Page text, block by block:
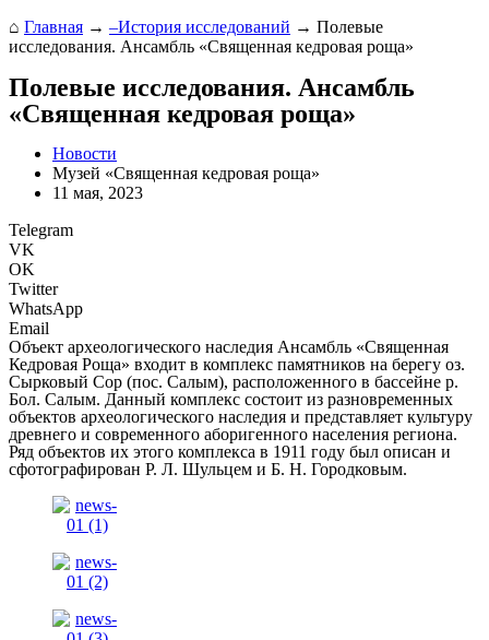
⌂ Главная → –История исследований → Полевые
исследования. Ансамбль «Священная кедровая роща»
Полевые исследования. Ансамбль
«Священная кедровая роща»
Новости
Музей «Священная кедровая роща»
11 мая, 2023
Telegram
VK
OK
Twitter
WhatsApp
Email
Объект археологического наследия Ансамбль «Священная
Кедровая Роща» входит в комплекс памятников на берегу оз.
Сырковый Сор (пос. Салым), расположенного в бассейне р.
Бол. Салым. Данный комплекс состоит из разновременных
объектов археологического наследия и представляет культуру
древнего и современного аборигенного населения региона.
Ряд объектов их этого комплекса в 1911 году был описан и
сфотографирован Р. Л. Шульцем и Б. Н. Городковым.